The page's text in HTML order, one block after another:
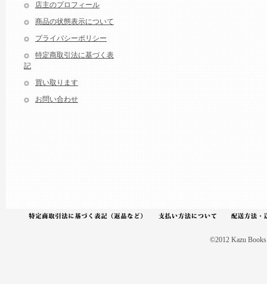
店主のプロフィール
商品の状態表示について
プライバシーポリシー
特定商取引法に基づく表
記
買い取ります
お問い合わせ
©2012 Kazu